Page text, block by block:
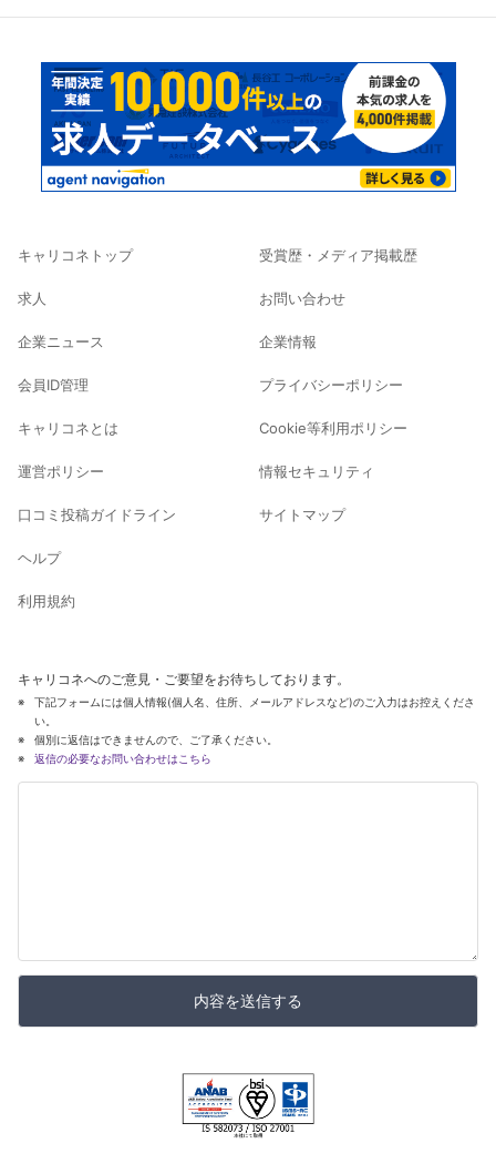
キャリコネトップ
求人
企業ニュース
会員ID管理
キャリコネとは
運営ポリシー
口コミ投稿ガイドライン
ヘルプ
利用規約
受賞歴・メディア掲載歴
お問い合わせ
企業情報
プライバシーポリシー
Cookie等利用ポリシー
情報セキュリティ
サイトマップ
キャリコネへのご意見・ご要望をお待ちしております。
下記フォームには個人情報(個人名、住所、メールアドレスなど)のご入力はお控えくださ
い。
個別に返信はできませんので、ご了承ください。
返信の必要なお問い合わせはこちら
内容を送信する